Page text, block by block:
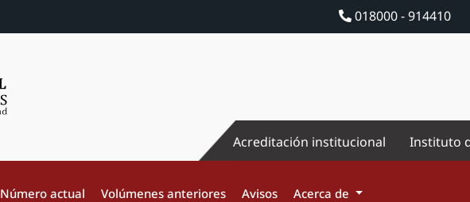
018000 - 914410
Acreditación institucional Instituto
Número actual Volúmenes anteriores Avisos Acerca de